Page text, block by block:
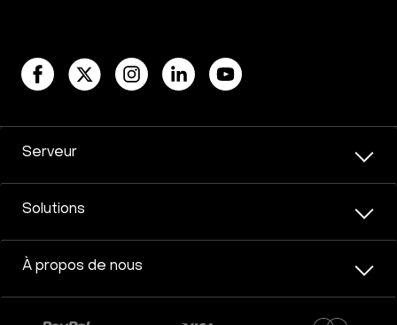
Serveur
Solutions
À propos de nous